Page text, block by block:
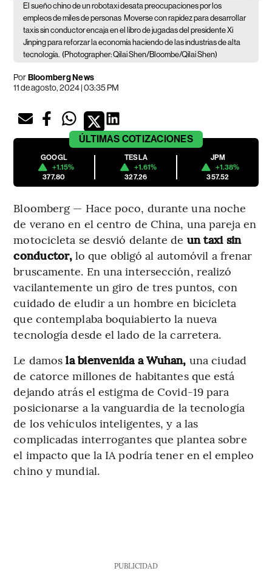
El sueño chino de un robotaxi desata preocupaciones por los
empleos de miles de personas Moverse con rapidez para desarrollar
taxis sin conductor encaja en el libro de jugadas del presidente Xi
Jinping para reforzar la economía haciendo de las industrias de alta
tecnología. (Photographer: Qilai Shen/Bloombe/Qilai Shen)
PorBloomberg News
11 de agosto, 2024 | 03:35 PM
ÚLTIMAS COTIZACIONES
GOOGL
+1.15%
377.80
TESLA
+1.61%
327.26
JPM
+1.38%
357.52
Bloomberg — Hace poco, durante una noche
de verano en el centro de China, una pareja en
motocicleta se desvió delante de un taxi sin
conductor,lo que obligó al automóvil a frenar
bruscamente. En una intersección, realizó
vacilantemente un giro de tres puntos, con
cuidado de eludir a un hombre en bicicleta
que contemplaba boquiabierto la nueva
tecnología desde el lado de la carretera.
Le damos la bienvenida a Wuhan, una ciudad
de catorce millones de habitantes que está
dejando atrás el estigma de Covid-19 para
posicionarse a la vanguardia de la tecnología
de los vehículos inteligentes, y a las
complicadas interrogantes que plantea sobre
el impacto que la IA podría tener en el empleo
chino y mundial.
PUBLICIDAD